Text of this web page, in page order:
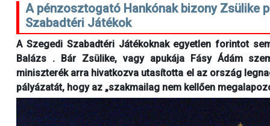
A pénzosztogató Hankónak bizony Zsülike
Szabadtéri Játékok
A Szegedi Szabadtéri Játékoknak egyetlen forintot
Balázs . Bár Zsülike, vagy apukája Fásy Ádám
miniszterék arra hivatkozva utasította el az ország
pályázatát, hogy az „szakmailag nem kellően